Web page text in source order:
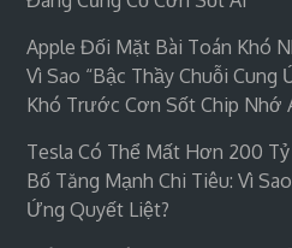
Apple Đối Mặt Bài Toán Khó
Vì Sao “bậc Thầy Chuỗi Cung
Khó Trước Cơn Sốt Chip Nhớ
Tesla Có Thể Mất Hơn 200
Bố Tăng Mạnh Chi Tiêu: Vì
Ứng Quyết Liệt?